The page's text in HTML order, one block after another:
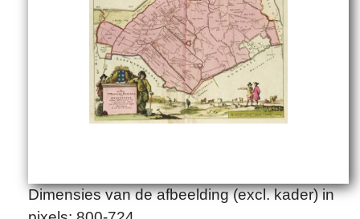
Dimensies van de afbeelding (excl. kader) in